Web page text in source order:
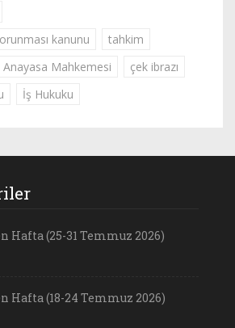
kanunu
tahkim
Anayasa Mahkemesi
çek ibrazı
İş Hukuku
Hafta (25-31 Temmuz 2026)
Hafta (18-24 Temmuz 2026)